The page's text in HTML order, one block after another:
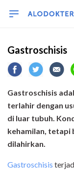
Gastroschisis
Gastroschisis
terlahir dengan
di luar tubuh.
kehamilan, tetapi
dilahirkan.
Gastroschisis